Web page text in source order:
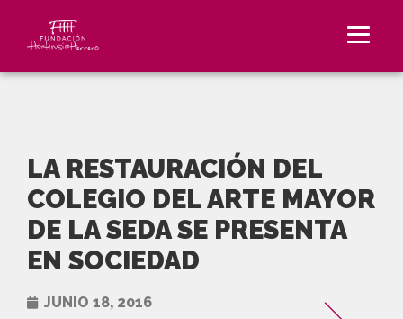
LA RESTAURACIÓN DEL
COLEGIO DEL ARTE MAYOR
DE LA SEDA SE PRESENTA
EN SOCIEDAD
JUNIO 18, 2016